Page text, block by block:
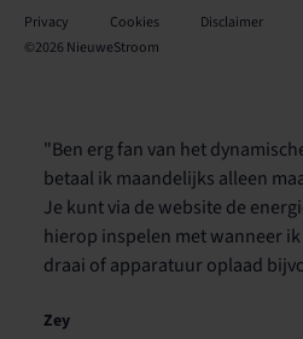
"Ben erg fan van het
betaal ik maandelijks alleen
Je kunt via de website de
hierop inspelen met wanneer
draai of apparatuur oplaad
Zey
Privacy Cookies Disclaimer
©2026NieuweStroom